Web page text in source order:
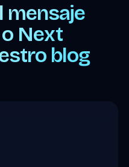
mensaje
Next
blog